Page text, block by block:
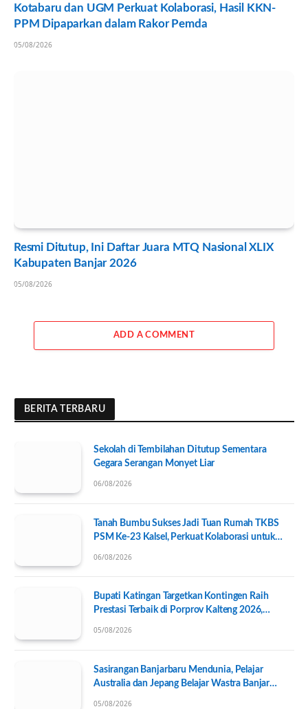
Kotabaru dan UGM Perkuat Kolaborasi, Hasil KKN-
PPM Dipaparkan dalam Rakor Pemda
05/08/2026
Resmi Ditutup, Ini Daftar Juara MTQ Nasional XLIX
Kabupaten Banjar 2026
05/08/2026
ADD A COMMENT
BERITA TERBARU
Sekolah di Tembilahan Ditutup Sementara
Gegara Serangan Monyet Liar
06/08/2026
Tanah Bumbu Sukses Jadi Tuan Rumah TKBS
PSM Ke-23 Kalsel, Perkuat Kolaborasi untuk
06/08/2026
Bupati Katingan Targetkan Kontingen Raih
Prestasi Terbaik di Porprov Kalteng 2026,
05/08/2026
Sasirangan Banjarbaru Mendunia, Pelajar
Australia dan Jepang Belajar Wastra Banjar
05/08/2026